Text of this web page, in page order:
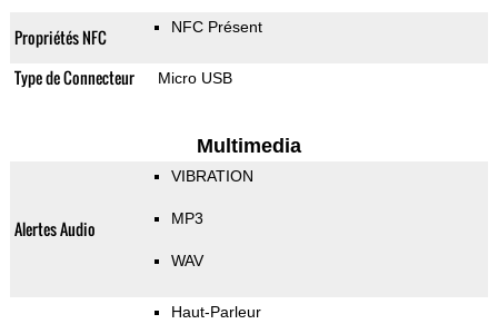
Propriétés NFC NFC Présent
Type de Connecteur Micro USB
Multimedia
Alertes Audio
VIBRATION
MP3
WAV
Haut-Parleur